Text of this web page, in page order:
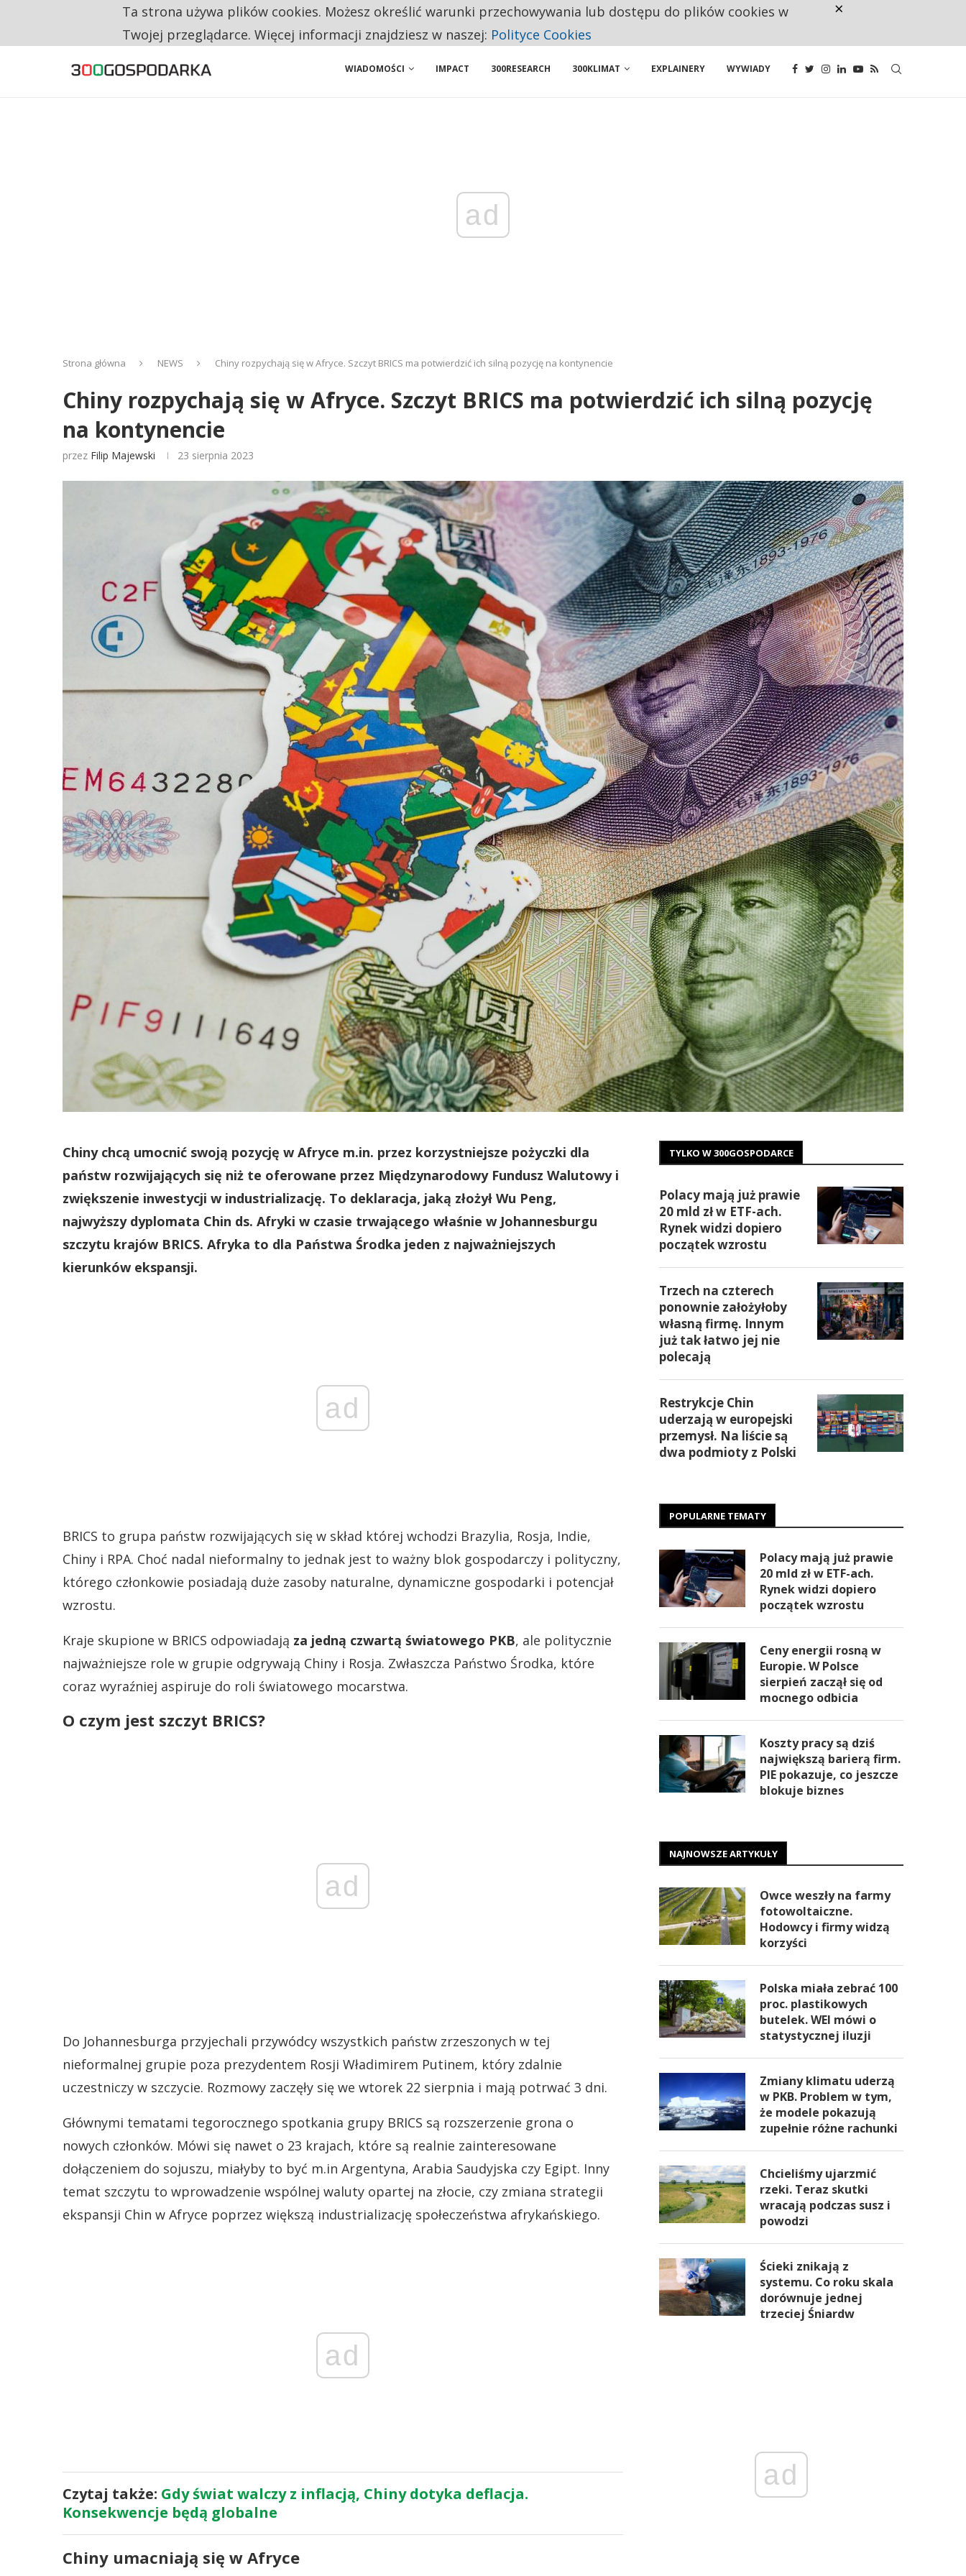
RESTRYKCJE CHIN UDERZAJĄ W EUROPEJSKI PRZEMYSŁ. NA LIŚCIE SĄ DWA PODMIOTY Z POLSKI
WIADOMOŚCI IMPACT 300RESEARCH 300KLIMAT EXPLAINERY WYWIADY
ad
Strona główna NEWS Chiny rozpychają się w Afryce. Szczyt BRICS ma potwierdzić ich silną pozycję na kontynencie
Chiny rozpychają się w Afryce. Szczyt BRICS ma potwierdzić ich silną pozycję
na kontynencie
przez Filip Majewski 23 sierpnia 2023
Chiny chcą umocnić swoją pozycję w Afryce m.in. przez korzystniejsze pożyczki dla
państw rozwijających się niż te oferowane przez Międzynarodowy Fundusz Walutowy i
zwiększenie inwestycji w industrializację. To deklaracja, jaką złożył Wu Peng,
najwyższy dyplomata Chin ds. Afryki w czasie trwającego właśnie w Johannesburgu
szczytu krajów BRICS. Afryka to dla Państwa Środka jeden z najważniejszych
kierunków ekspansji.
ad
BRICS to grupa państw rozwijających się w skład której wchodzi Brazylia, Rosja, Indie,
Chiny i RPA. Choć nadal nieformalny to jednak jest to ważny blok gospodarczy i polityczny,
którego członkowie posiadają duże zasoby naturalne, dynamiczne gospodarki i potencjał
wzrostu.
Kraje skupione w BRICS odpowiadają za jedną czwartą światowego PKB, ale politycznie
najważniejsze role w grupie odgrywają Chiny i Rosja. Zwłaszcza Państwo Środka, które
coraz wyraźniej aspiruje do roli światowego mocarstwa.
O czym jest szczyt BRICS?
ad
Do Johannesburga przyjechali przywódcy wszystkich państw zrzeszonych w tej
nieformalnej grupie poza prezydentem Rosji Władimirem Putinem, który zdalnie
uczestniczy w szczycie. Rozmowy zaczęły się we wtorek 22 sierpnia i mają potrwać 3 dni.
Głównymi tematami tegorocznego spotkania grupy BRICS są rozszerzenie grona o
nowych członków. Mówi się nawet o 23 krajach, które są realnie zainteresowane
dołączeniem do sojuszu, miałyby to być m.in Argentyna, Arabia Saudyjska czy Egipt. Inny
temat szczytu to wprowadzenie wspólnej waluty opartej na złocie, czy zmiana strategii
ekspansji Chin w Afryce poprzez większą industrializację społeczeństwa afrykańskiego.
ad
Czytaj także: Gdy świat walczy z inflacją, Chiny dotyka deflacja.
Konsekwencje będą globalne
Chiny umacniają się w Afryce
TYLKO W 300GOSPODARCE
Polacy mają już prawie
20 mld zł w ETF-ach.
Rynek widzi dopiero
początek wzrostu
Trzech na czterech
ponownie założyłoby
własną firmę. Innym
już tak łatwo jej nie
polecają
Restrykcje Chin
uderzają w europejski
przemysł. Na liście są
dwa podmioty z Polski
POPULARNE TEMATY
Polacy mają już prawie
20 mld zł w ETF-ach.
Rynek widzi dopiero
początek wzrostu
Ceny energii rosną w
Europie. W Polsce
sierpień zaczął się od
mocnego odbicia
Koszty pracy są dziś
największą barierą firm.
PIE pokazuje, co jeszcze
blokuje biznes
NAJNOWSZE ARTYKUŁY
Owce weszły na farmy
fotowoltaiczne.
Hodowcy i firmy widzą
korzyści
Polska miała zebrać 100
proc. plastikowych
butelek. WEI mówi o
statystycznej iluzji
Zmiany klimatu uderzą
w PKB. Problem w tym,
że modele pokazują
zupełnie różne rachunki
Chcieliśmy ujarzmić
rzeki. Teraz skutki
wracają podczas susz i
powodzi
Ścieki znikają z
systemu. Co roku skala
dorównuje jednej
trzeciej Śniardw
ad
Ta strona używa plików cookies. Możesz określić warunki przechowywania lub dostępu do plików cookies w
Twojej przeglądarce. Więcej informacji znajdziesz w naszej: Polityce Cookies
×